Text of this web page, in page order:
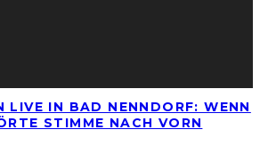
LIVE IN BAD NENNDORF: WENN
STIMME NACH VORN